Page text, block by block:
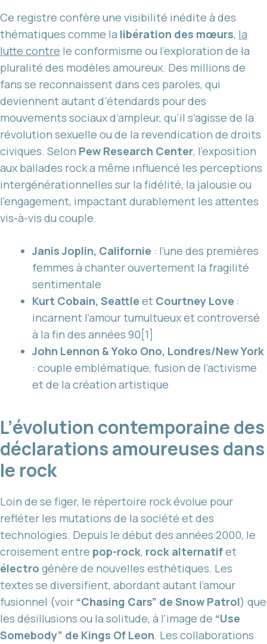
Ce registre confère une visibilité inédite à des
thématiques comme la libération des mœurs, la
lutte contre le conformisme ou l’exploration de la
pluralité des modèles amoureux. Des millions de
fans se reconnaissent dans ces paroles, qui
deviennent autant d’étendards pour des
mouvements sociaux d’ampleur, qu’il s’agisse de la
révolution sexuelle ou de la revendication de droits
civiques. Selon Pew Research Center, l’exposition
aux ballades rock a même influencé les perceptions
intergénérationnelles sur la fidélité, la jalousie ou
l’engagement, impactant durablement les attentes
vis-à-vis du couple.
Janis Joplin, Californie : l’une des premières
femmes à chanter ouvertement la fragilité
sentimentale
Kurt Cobain, Seattle et Courtney Love :
incarnent l’amour tumultueux et controversé
à la fin des années 90[1]
John Lennon & Yoko Ono, Londres/New York
: couple emblématique, fusion de l’activisme
et de la création artistique
L’évolution contemporaine des
déclarations amoureuses dans
le rock
Loin de se figer, le répertoire rock évolue pour
refléter les mutations de la société et des
technologies. Depuis le début des années 2000, le
croisement entre pop-rock, rock alternatifet
électro génère de nouvelles esthétiques. Les
textes se diversifient, abordant autant l’amour
fusionnel (voir “Chasing Cars” de Snow Patrol) que
les désillusions ou la solitude, à l’image de “Use
Somebody” de Kings Of Leon. Les collaborations